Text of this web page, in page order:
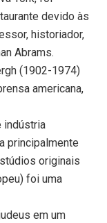
devido às
historiador,
Abrams.
(1902-1974)
americana,
indústria
principalmente
originais
foi uma
em um